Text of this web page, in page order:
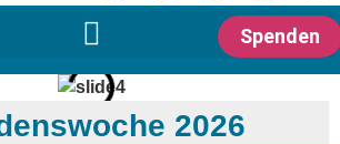
Spenden
2026